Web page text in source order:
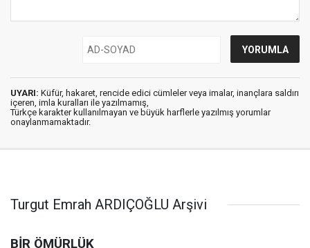
UYARI: Küfür, hakaret, rencide edici cümleler veya imalar, inançlara saldırı
içeren, imla kuralları ile yazılmamış,
Türkçe karakter kullanılmayan ve büyük harflerle yazılmış yorumlar
onaylanmamaktadır.
Turgut Emrah ARDIÇOĞLU Arşivi
BİR ÖMÜRLÜK